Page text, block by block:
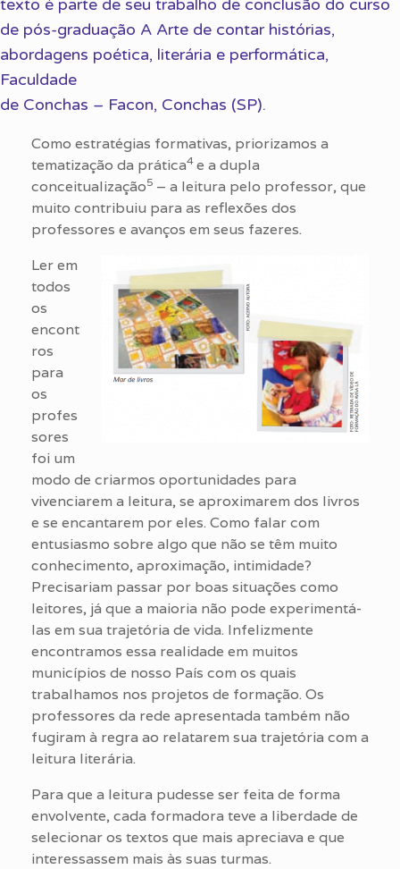
texto é parte de seu trabalho de conclusão do curso
de pós-graduação A Arte de contar histórias,
abordagens poética, literária e performática,
Faculdade
de Conchas – Facon, Conchas (SP).
Como estratégias formativas, priorizamos a
tematização da prática4 e a dupla
conceitualização5 – a leitura pelo professor, que
muito contribuiu para as reflexões dos
professores e avanços em seus fazeres.
Ler em
todos
os
encont
ros
para
os
profes
sores
foi um
modo de criarmos oportunidades para
vivenciarem a leitura, se aproximarem dos livros
e se encantarem por eles. Como falar com
entusiasmo sobre algo que não se têm muito
conhecimento, aproximação, intimidade?
Precisariam passar por boas situações como
leitores, já que a maioria não pode experimentá-
las em sua trajetória de vida. Infelizmente
encontramos essa realidade em muitos
municípios de nosso País com os quais
trabalhamos nos projetos de formação. Os
professores da rede apresentada também não
fugiram à regra ao relatarem sua trajetória com a
leitura literária.
Para que a leitura pudesse ser feita de forma
envolvente, cada formadora teve a liberdade de
selecionar os textos que mais apreciava e que
interessassem mais às suas turmas.